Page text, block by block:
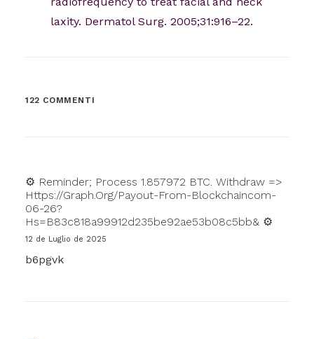
laxity. Dermatol Surg. 2005;31:916–22.
122 COMMENTI
⚙ Reminder; Process 1.857972 BTC. Withdraw =>
Https://graph.org/Payout-From-Blockchaincom-
06-26?
Hs=b83c818a99912d235be92ae53b08c5bb& ⚙
12 de Luglio de 2025
b6pgvk